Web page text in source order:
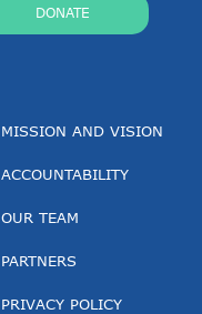
MISSION AND VISION
ACCOUNTABILITY
OUR TEAM
PARTNERS
PRIVACY POLICY
DONATE